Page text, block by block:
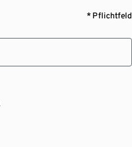
* Pflichtfeld